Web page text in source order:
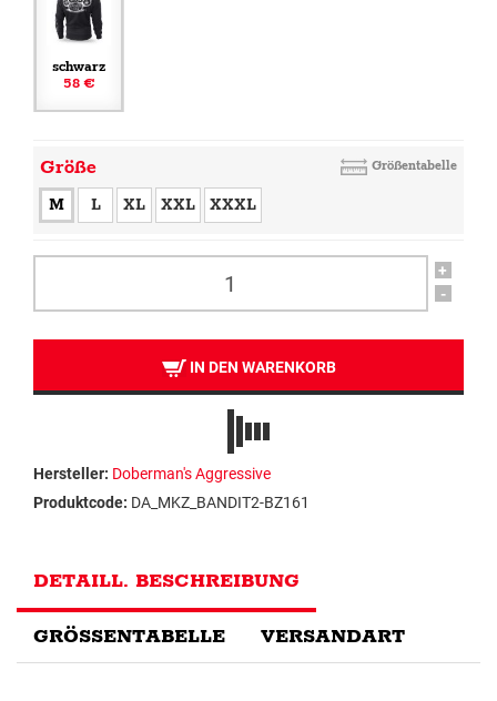
schwarz
58 €
Größe Größentabelle
M L XL XXL XXXL
+
-
IN DEN WARENKORB
Hersteller: Doberman's Aggressive
Produktcode: DA_MKZ_BANDIT2-BZ161
DETAILL. BESCHREIBUNG
GRÖSSENTABELLE VERSANDART